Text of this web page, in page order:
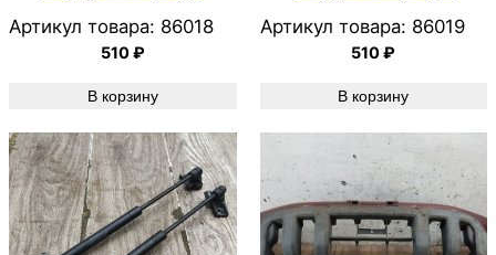
Артикул товара: 86018
510₽
В корзину
Артикул товара: 86019
510₽
В корзину